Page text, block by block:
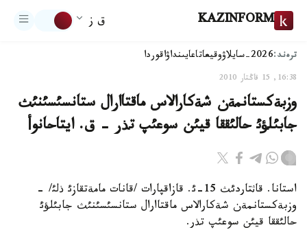
KAZINFORM ق ز
ترەند:2026-سايلاۋ وقيعاتاعايىنداۋاقوردا
16:38, 15 قاڭتار 2010
وزبةكستانمةن شةكارالاس ماقتاارال ستانسئسئنئث
جابئلؤئ حالئققا قيئن سوعئپ تذر - ق. ايتاحانوأ
استانا. قاثتاردئث 15-ئ. قازاقپارات /قانات مامةتقازئ ذلئ/ -
وزبةكستانمةن شةكارالاس ماقتاارال ستانسئسئنئث جابئلؤئ
حالئققا قيئن سوعئپ تذر.